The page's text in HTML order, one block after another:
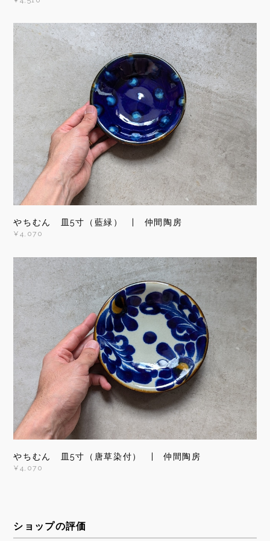
やちむん 皿5寸（藍緑） | 仲間陶房
¥4,070
やちむん 皿5寸（唐草染付） | 仲間陶房
¥4,070
ショップの評価